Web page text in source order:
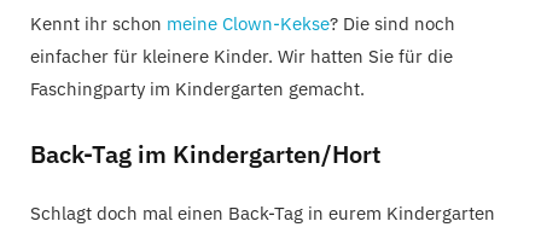
Kennt ihr schon meine Clown-Kekse? Die sind noch
einfacher für kleinere Kinder. Wir hatten Sie für die
Faschingparty im Kindergarten gemacht.
Back-Tag im Kindergarten/Hort
Schlagt doch mal einen Back-Tag in eurem Kindergarten